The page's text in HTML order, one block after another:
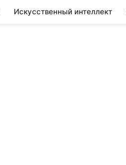
Искусственный интеллект